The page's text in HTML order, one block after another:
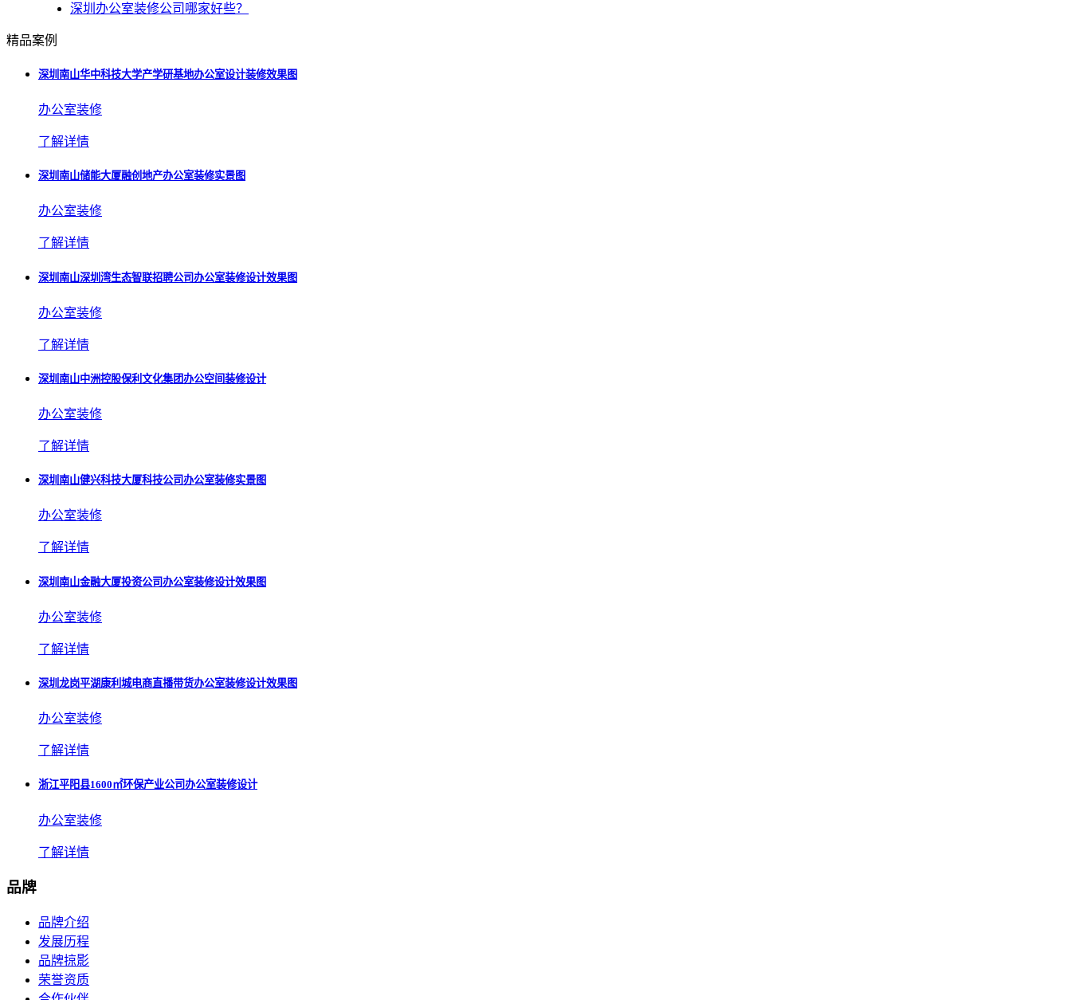
深圳办公室装修公司哪家好些？
精品案例
深圳南山华中科技大学产学研基地办公室设计装修效果图
办公室装修
了解详情
深圳南山储能大厦融创地产办公室装修实景图
办公室装修
了解详情
深圳南山深圳湾生态智联招聘公司办公室装修设计效果图
办公室装修
了解详情
深圳南山中洲控股保利文化集团办公空间装修设计
办公室装修
了解详情
深圳南山健兴科技大厦科技公司办公室装修实景图
办公室装修
了解详情
深圳南山金融大厦投资公司办公室装修设计效果图
办公室装修
了解详情
深圳龙岗平湖康利城电商直播带货办公室装修设计效果图
办公室装修
了解详情
浙江平阳县1600㎡环保产业公司办公室装修设计
办公室装修
了解详情
品牌
品牌介绍
发展历程
品牌掠影
荣誉资质